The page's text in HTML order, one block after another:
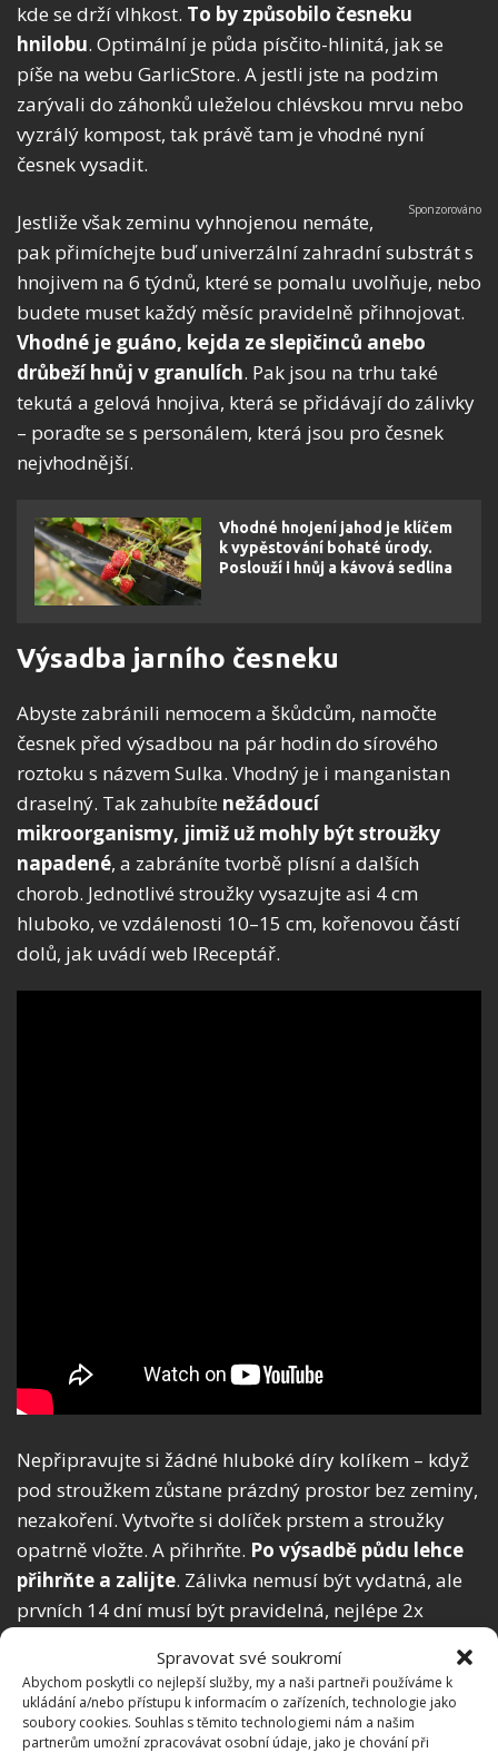
Spravovat své soukromí
Abychom poskytli co nejlepší služby, my a naši partneři používáme k
ukládání a/nebo přístupu k informacím o zařízeních, technologie jako
soubory cookies. Souhlas s těmito technologiemi nám a našim
partnerům umožní zpracovávat osobní údaje, jako je chování při
kde se drží vlhkost. To by způsobilo česneku
hnilobu. Optimální je půda písčito-hlinitá, jak se
píše na webu GarlicStore. A jestli jste na podzim
zarývali do záhonků uleželou chlévskou mrvu nebo
vyzrálý kompost, tak právě tam je vhodné nyní
česnek vysadit.
Jestliže však zeminu vyhnojenou nemáte,
pak přimíchejte buď univerzální zahradní substrát s
hnojivem na 6 týdnů, které se pomalu uvolňuje, nebo
budete muset každý měsíc pravidelně přihnojovat.
Vhodné je guáno, kejda ze slepičinců anebo
drůbeží hnůj v granulích. Pak jsou na trhu také
tekutá a gelová hnojiva, která se přidávají do zálivky
– poraďte se s personálem, která jsou pro česnek
nejvhodnější.
Vhodné hnojení jahod je klíčem
k vypěstování bohaté úrody.
Poslouží i hnůj a kávová sedlina
Výsadba jarního česneku
Abyste zabránili nemocem a škůdcům, namočte
česnek před výsadbou na pár hodin do sírového
roztoku s názvem Sulka. Vhodný je i manganistan
draselný. Tak zahubíte nežádoucí
mikroorganismy, jimiž už mohly být stroužky
napadené, a zabráníte tvorbě plísní a dalších
chorob. Jednotlivé stroužky vysazujte asi 4 cm
hluboko, ve vzdálenosti 10–15 cm, kořenovou částí
dolů, jak uvádí web IReceptář.
Nepřipravujte si žádné hluboké díry kolíkem – když
pod stroužkem zůstane prázdný prostor bez zeminy,
nezakoření. Vytvořte si dolíček prstem a stroužky
opatrně vložte. A přihrňte. Po výsadbě půdu lehce
přihrňte a zalijte. Zálivka nemusí být vydatná, ale
prvních 14 dní musí být pravidelná, nejlépe 2x
toho, jak bude půda rychle vysychat.
Nadměrnému vysychání můžete zabránit mulčem z